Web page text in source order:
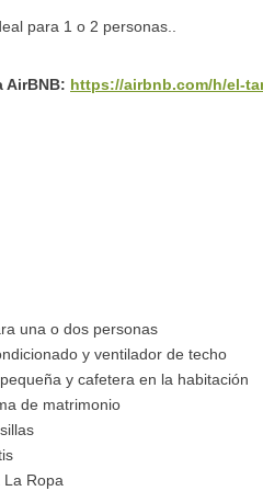
para 1 o 2 personas..
AirBNB: https://airbnb.com/h/el-
una o dos personas
y ventilador de techo
y cafetera en la habitación
de matrimonio
La Ropa